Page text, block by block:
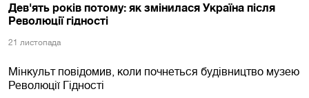
Дев'ять років потому: як змінилася Україна після
Революції гідності
21 листопада
Мінкульт повідомив, коли почнеться будівництво музею
Революції Гідності